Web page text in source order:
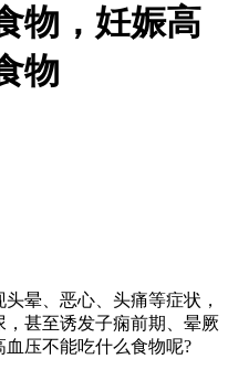
物，妊娠高
物
晕、恶心、头痛等症状，
甚至诱发子痫前期、晕厥
压不能吃什么食物呢?